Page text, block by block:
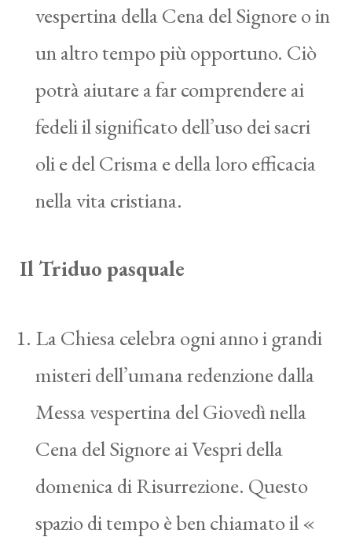
vespertina della Cena del Signore o in
un altro tempo più opportuno. Ciò
potrà aiutare a far comprendere ai
fedeli il significato dell’uso dei sacri
oli e del Crisma e della loro efficacia
nella vita cristiana.
Il Triduo pasquale
La Chiesa celebra ogni anno i grandi
misteri dell’umana redenzione dalla
Messa vespertina del Giovedì nella
Cena del Signore ai Vespri della
domenica di Risurrezione. Questo
spazio di tempo è ben chiamato il «